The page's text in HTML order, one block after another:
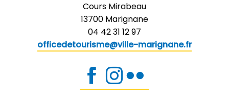
Cours Mirabeau
13700 Marignane
04 42 31 12 97
officedetourisme@ville-marignane.fr